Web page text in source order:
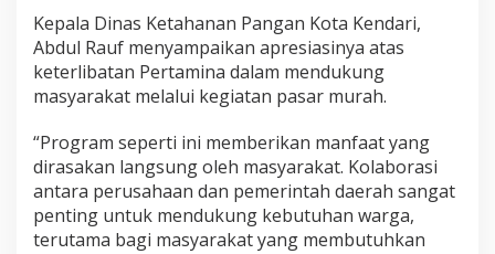
Kepala Dinas Ketahanan Pangan Kota Kendari,
Abdul Rauf menyampaikan apresiasinya atas
keterlibatan Pertamina dalam mendukung
masyarakat melalui kegiatan pasar murah.
“Program seperti ini memberikan manfaat yang
dirasakan langsung oleh masyarakat. Kolaborasi
antara perusahaan dan pemerintah daerah sangat
penting untuk mendukung kebutuhan warga,
terutama bagi masyarakat yang membutuhkan